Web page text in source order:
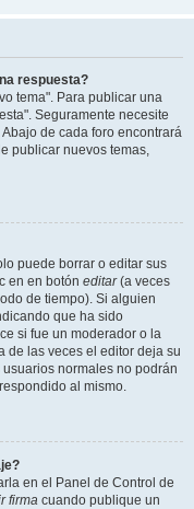
respuesta?
tema". Para publicar una
Seguramente necesite
de cada foro encontrará
publicar nuevos temas,
puede borrar o editar sus
en en botón editar(a veces
de tiempo). Si alguien
que ha sido
si fue un moderador o la
de las veces el editor deja su
normales no podrán
al mismo.
en el Panel de Control de
firma cuando publique un